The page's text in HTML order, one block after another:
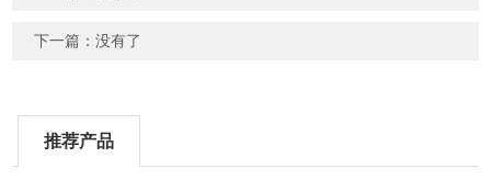
下一篇：没有了
推荐产品